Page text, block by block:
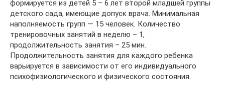
формируется из детей 5 – 6 лет второй младшей группы
детского сада, имеющие допуск врача. Минимальная
наполняемость групп — 15 человек. Количество
тренировочных занятий в неделю – 1,
продолжительность занятия – 25 мин.
Продолжительность занятия для каждого ребенка
варьируется в зависимости от его индивидуального
психофизиологического и физического состояния.